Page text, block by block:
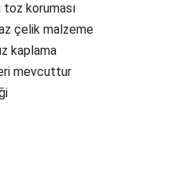
toz koruması
çelik malzeme
kaplama
mevcuttur